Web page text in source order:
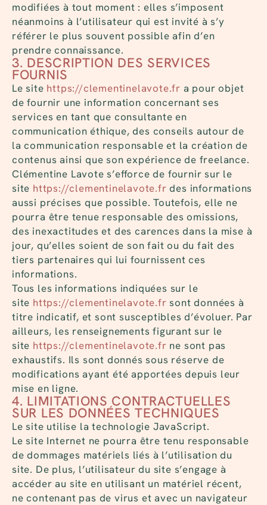
modifiées à tout moment : elles s’imposent
néanmoins à l’utilisateur qui est invité à s’y
référer le plus souvent possible afin d’en
prendre connaissance.
3. DESCRIPTION DES SERVICES
FOURNIS
Le site https://clementinelavote.fr a pour objet
de fournir une information concernant ses
services en tant que consultante en
communication éthique, des conseils autour de
la communication responsable et la création de
contenus ainsi que son expérience de freelance.
Clémentine Lavote s’efforce de fournir sur le
site https://clementinelavote.fr des informations
aussi précises que possible. Toutefois, elle ne
pourra être tenue responsable des omissions,
des inexactitudes et des carences dans la mise à
jour, qu’elles soient de son fait ou du fait des
tiers partenaires qui lui fournissent ces
informations.
Tous les informations indiquées sur le
site https://clementinelavote.fr sont données à
titre indicatif, et sont susceptibles d’évoluer. Par
ailleurs, les renseignements figurant sur le
site https://clementinelavote.fr ne sont pas
exhaustifs. Ils sont donnés sous réserve de
modifications ayant été apportées depuis leur
mise en ligne.
4. LIMITATIONS CONTRACTUELLES
SUR LES DONNÉES TECHNIQUES
Le site utilise la technologie JavaScript.
Le site Internet ne pourra être tenu responsable
de dommages matériels liés à l’utilisation du
site. De plus, l’utilisateur du site s’engage à
accéder au site en utilisant un matériel récent,
ne contenant pas de virus et avec un navigateur